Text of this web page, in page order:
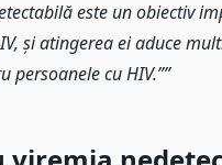
este un obiectiv
și atingerea ei aduce
persoanele cu HIV.”